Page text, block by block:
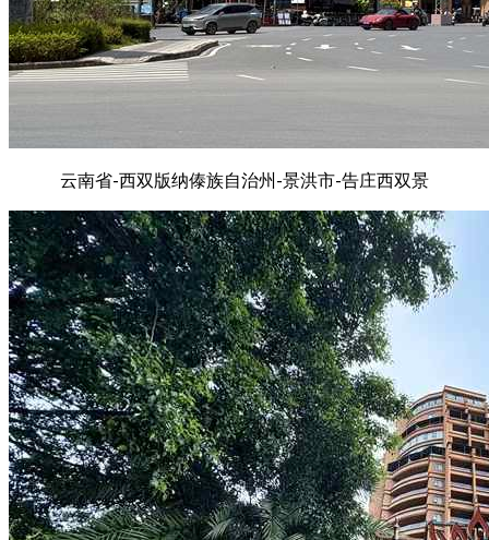
云南省-西双版纳傣族自治州-景洪市-告庄西双景